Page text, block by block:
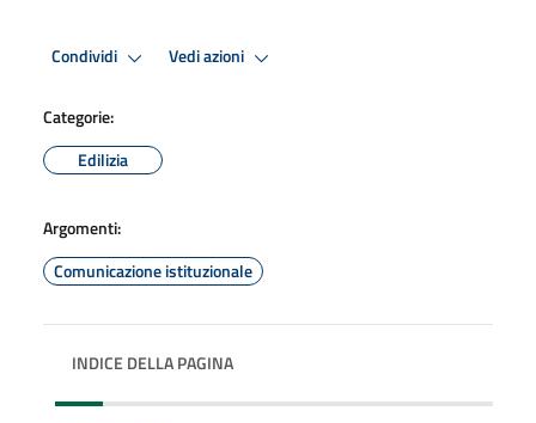
Condividi Vedi azioni
Categorie:
Edilizia
Argomenti:
Comunicazione istituzionale
INDICE DELLA PAGINA